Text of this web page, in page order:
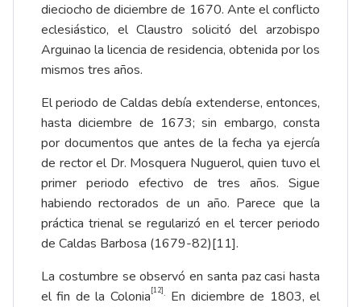
dieciocho de diciembre de 1670. Ante el conflicto
eclesiástico, el Claustro solicitó del arzobispo
Arguinao la licencia de residencia, obtenida por los
mismos tres años.
El periodo de Caldas debía extenderse, entonces,
hasta diciembre de 1673; sin embargo, consta
por documentos que antes de la fecha ya ejercía
de rector el Dr. Mosquera Nuguerol, quien tuvo el
primer periodo efectivo de tres años. Sigue
habiendo rectorados de un año. Parece que la
práctica trienal se regularizó en el tercer periodo
de Caldas Barbosa (1679-82)[11].
La costumbre se observó en santa paz casi hasta
el fin de la Colonia[12]. En diciembre de 1803, el